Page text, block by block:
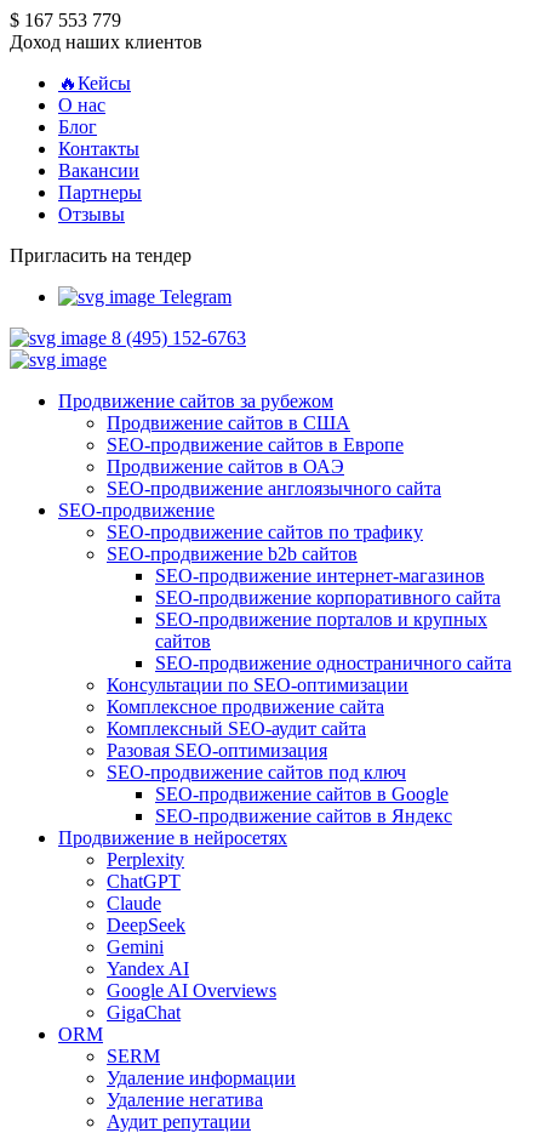
$ 167 553 779
Доход наших клиентов
🔥Кейсы
О нас
Блог
Контакты
Вакансии
Партнеры
Отзывы
Пригласить на тендер
Telegram
8 (495) 152-6763
Продвижение сайтов за рубежом
Продвижение сайтов в США
SEO-продвижение сайтов в Европе
Продвижение сайтов в ОАЭ
SEO-продвижение англоязычного сайта
SEO-продвижение
SEO-продвижение сайтов по трафику
SEO-продвижение b2b сайтов
SEO-продвижение интернет-магазинов
SEO-продвижение корпоративного сайта
SEO-продвижение порталов и крупных
сайтов
SEO-продвижение одностраничного сайта
Консультации по SEO-оптимизации
Комплексное продвижение сайта
Комплексный SEO-аудит сайта
Разовая SEO-оптимизация
SEO-продвижение сайтов под ключ
SEO-продвижение сайтов в Google
SEO-продвижение сайтов в Яндекс
Продвижение в нейросетях
Perplexity
ChatGPT
Claude
DeepSeek
Gemini
Yandex AI
Google AI Overviews
GigaChat
ORM
SERM
Удаление информации
Удаление негатива
Аудит репутации